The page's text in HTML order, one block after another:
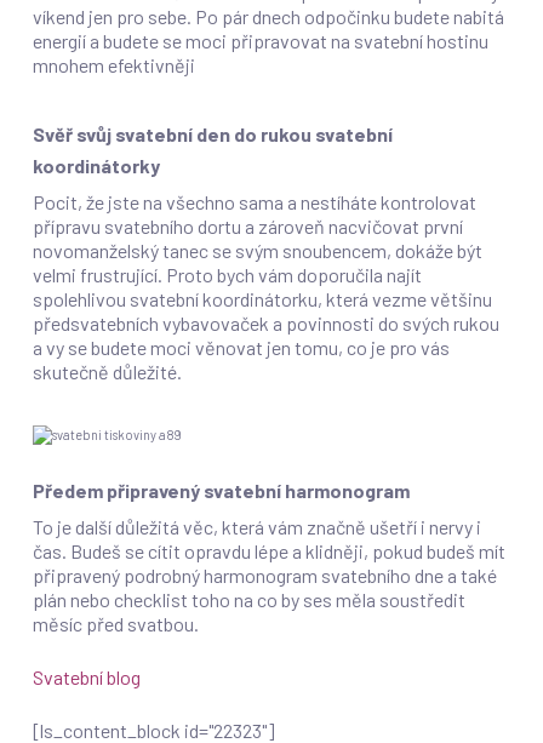
víkend jen pro sebe. Po pár dnech odpočinku budete nabitá
energií a budete se moci připravovat na svatební hostinu
mnohem efektivněji
Svěř svůj svatební den do rukou svatební
koordinátorky
Pocit, že jste na všechno sama a nestíháte kontrolovat
přípravu svatebního dortu a zároveň nacvičovat první
novomanželský tanec se svým snoubencem, dokáže být
velmi frustrující. Proto bych vám doporučila najít
spolehlivou svatební koordinátorku, která vezme většinu
předsvatebních vybavovaček a povinnosti do svých rukou
a vy se budete moci věnovat jen tomu, co je pro vás
skutečně důležité.
Předem připravený svatební harmonogram
To je další důležitá věc, která vám značně ušetří i nervy i
čas. Budeš se cítit opravdu lépe a klidněji, pokud budeš mít
připravený podrobný harmonogram svatebního dne a také
plán nebo checklist toho na co by ses měla soustředit
měsíc před svatbou.
Svatební blog
[ls_content_block id="22323"]